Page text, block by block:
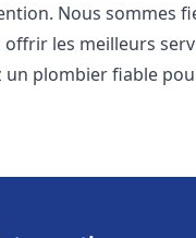
Nous sommes
les meilleurs
un plombier fiable